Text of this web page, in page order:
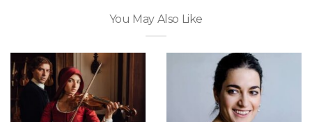
You May Also Like